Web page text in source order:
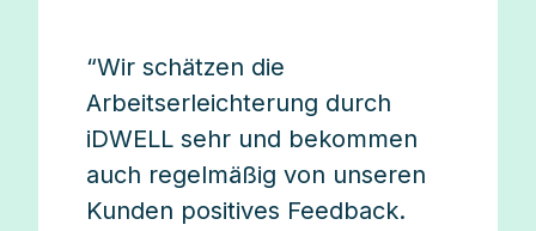
“Wir schätzen die
Arbeitserleichterung durch
iDWELL sehr und bekommen
auch regelmäßig von unseren
Kunden positives Feedback.